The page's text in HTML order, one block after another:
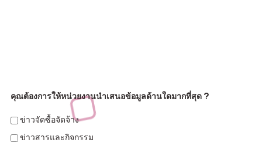
คุณต้องการให้หน่วยงานนำเสนอข้อมูลด้านใดมากที่สุด ?
ข่าวจัดซื้อจัดจ้าง
ข่าวสารและกิจกรรม